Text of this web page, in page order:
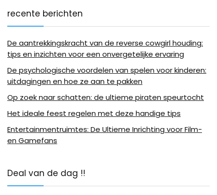
recente berichten
De aantrekkingskracht van de reverse cowgirl houding:
tips en inzichten voor een onvergetelijke ervaring
De psychologische voordelen van spelen voor kinderen:
uitdagingen en hoe ze aan te pakken
Op zoek naar schatten: de ultieme piraten speurtocht
Het ideale feest regelen met deze handige tips
Entertainmentruimtes: De Ultieme Inrichting voor Film-
en Gamefans
Deal van de dag !!